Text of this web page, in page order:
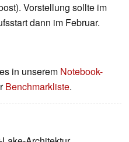
Vorstellung sollte im
dann im Februar.
in unserem Notebook-
Benchmarkliste.